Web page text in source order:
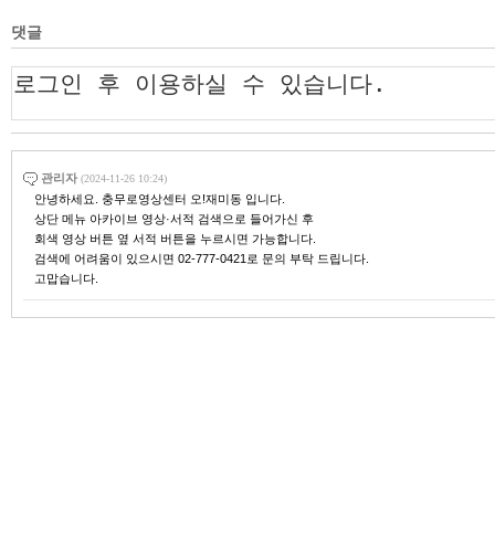
댓글
관리자 (2024-11-26 10:24)
안녕하세요. 충무로영상센터 오!재미동 입니다.
상단 메뉴 아카이브 영상·서적 검색으로 들어가신 후
회색 영상 버튼 옆 서적 버튼을 누르시면 가능합니다.
검색에 어려움이 있으시면 02-777-0421로 문의 부탁 드립니다.
고맙습니다.